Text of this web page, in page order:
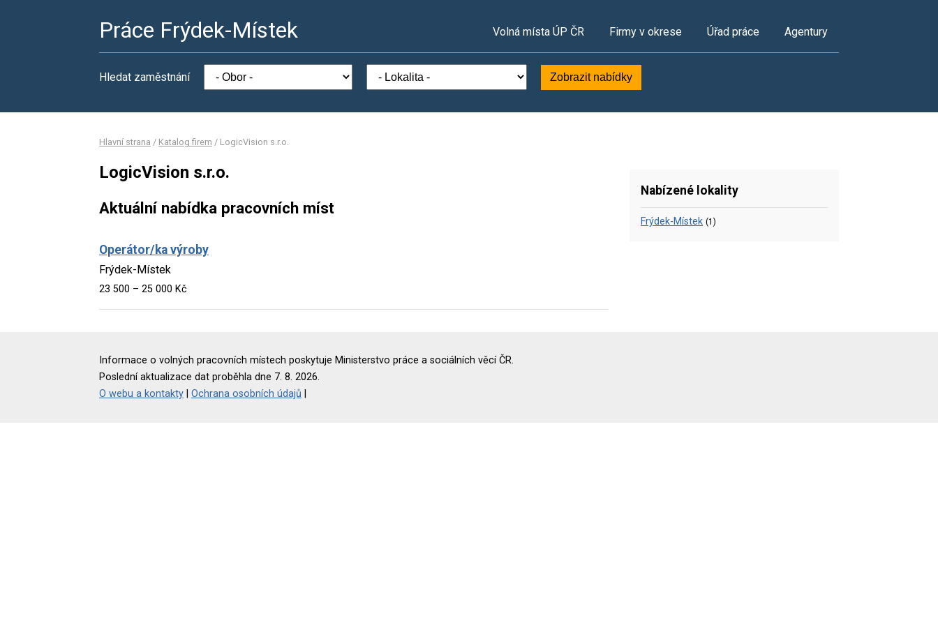
Práce Frýdek-Místek Volná místa ÚP ČR Firmy v okrese Úřad práce Agentury
Hledat zaměstnání Zobrazit nabídky
Hlavní strana / Katalog firem / LogicVision s.r.o.
LogicVision s.r.o.
Aktuální nabídka pracovních míst
Operátor/ka výroby
Frýdek-Místek
23 500 – 25 000 Kč
Nabízené lokality
Frýdek-Místek (1)
Informace o volných pracovních místech poskytuje Ministerstvo práce a sociálních věcí ČR.
Poslední aktualizace dat proběhla dne 7. 8. 2026.
O webu a kontakty
Ochrana osobních údajů